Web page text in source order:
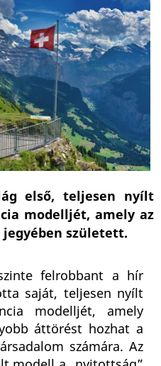
első, teljesen nyílt
modelljét, amely az
született.
felrobbant a hír
saját, teljesen nyílt
modelljét, amely
áttörést hozhat a
számára. Az